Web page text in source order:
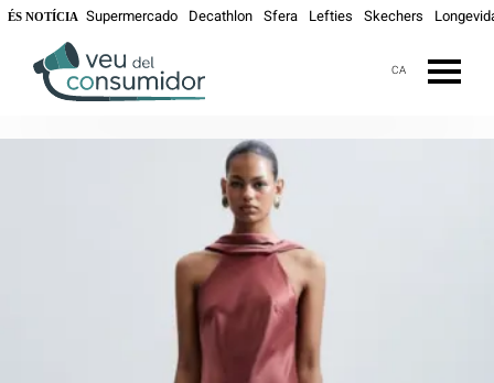
ÉS NOTÍCIA Supermercado Decathlon Sfera Lefties Skechers
CA